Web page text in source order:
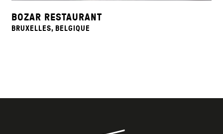
BOZAR RESTAURANT
BRUXELLES, BELGIQUE